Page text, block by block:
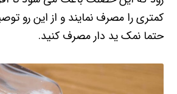
کمتری را مصرف نمایند و از این رو
حتما نمک ید دار مصرف کنید.